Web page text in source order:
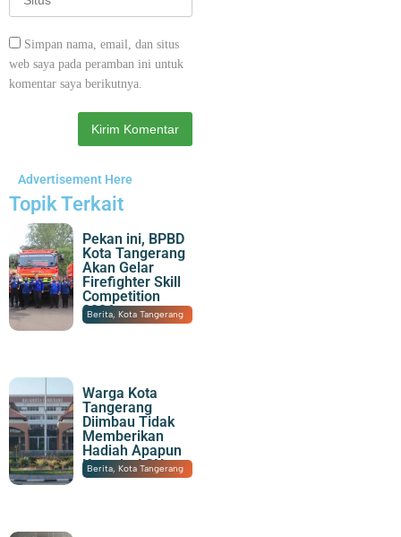
Simpan nama, email, dan situs
web saya pada peramban ini untuk
komentar saya berikutnya.
Advertisement Here
Topik Terkait
Pekan ini, BPBD
Kota Tangerang
Akan Gelar
Firefighter Skill
Competition
2026
09/08/2026|19:58
Berita,Kota Tangerang
Warga Kota
Tangerang
Diimbau Tidak
Memberikan
Hadiah Apapun
Kepada ASN
09/08/2026|19:10
Berita,Kota Tangerang